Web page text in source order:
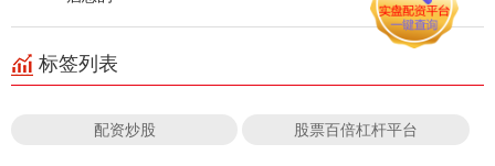
标签列表
配资炒股 股票百倍杠杆平台